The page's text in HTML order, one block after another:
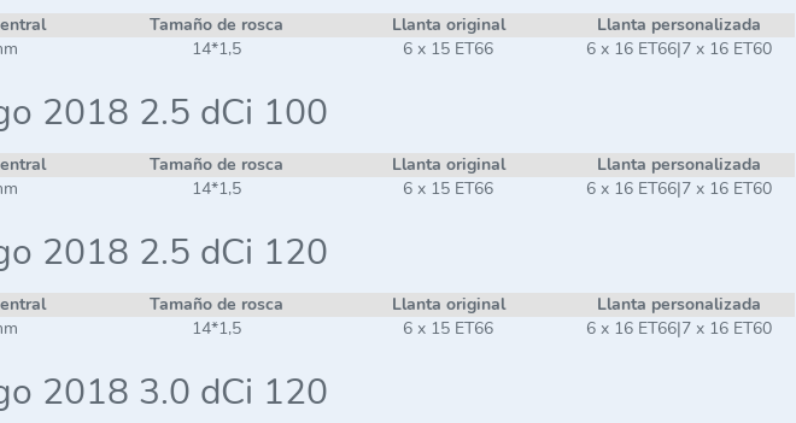
Tamaño de rosca Llanta original
Llanta personalizada
14*1,5 6 x 15 ET66 6 x 16 ET66|7 x 16 ET60
2018 2.5 dCi 100
Tamaño de rosca Llanta original
Llanta personalizada
14*1,5 6 x 15 ET66 6 x 16 ET66|7 x 16 ET60
2018 2.5 dCi 120
Tamaño de rosca Llanta original
Llanta personalizada
14*1,5 6 x 15 ET66 6 x 16 ET66|7 x 16 ET60
2018 3.0 dCi 120